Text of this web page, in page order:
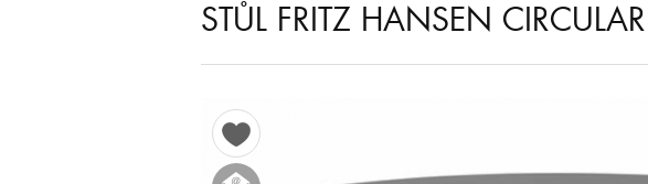
STŮL FRITZ HANSEN CIRCULAR